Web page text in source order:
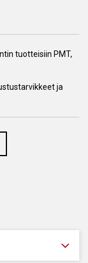
tuotteisiin PMT,
ja